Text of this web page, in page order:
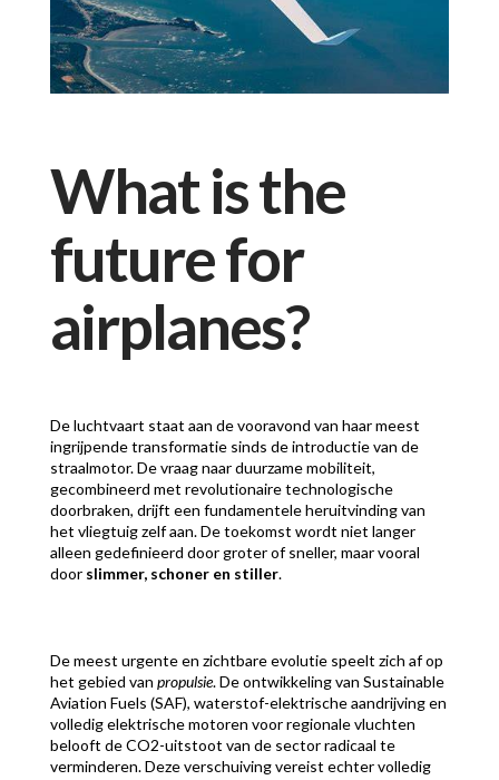
What is the
future for
airplanes?
De luchtvaart staat aan de vooravond van haar meest
ingrijpende transformatie sinds de introductie van de
straalmotor. De vraag naar duurzame mobiliteit,
gecombineerd met revolutionaire technologische
doorbraken, drijft een fundamentele heruitvinding van
het vliegtuig zelf aan. De toekomst wordt niet langer
alleen gedefinieerd door groter of sneller, maar vooral
door slimmer, schoner en stiller.
De meest urgente en zichtbare evolutie speelt zich af op
het gebied van propulsie. De ontwikkeling van Sustainable
Aviation Fuels (SAF), waterstof-elektrische aandrijving en
volledig elektrische motoren voor regionale vluchten
belooft de CO2-uitstoot van de sector radicaal te
verminderen. Deze verschuiving vereist echter volledig